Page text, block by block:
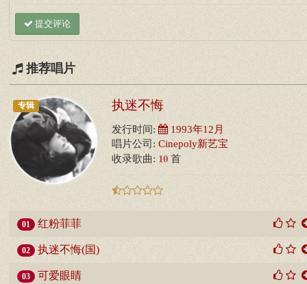
提交评论
推荐唱片
专辑 执迷不悔
发行时间: 1993年12月
唱片公司: Cinepoly新艺宝
收录歌曲: 10 首
01 红粉菲菲
02 执迷不悔(国)
03 可爱眼睛